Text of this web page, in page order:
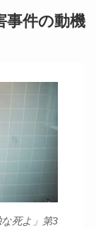
事件の動機
死よ」第3